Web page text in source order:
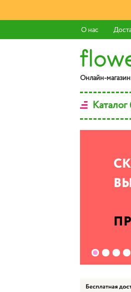
О нас
Онлaйн-
Каталог